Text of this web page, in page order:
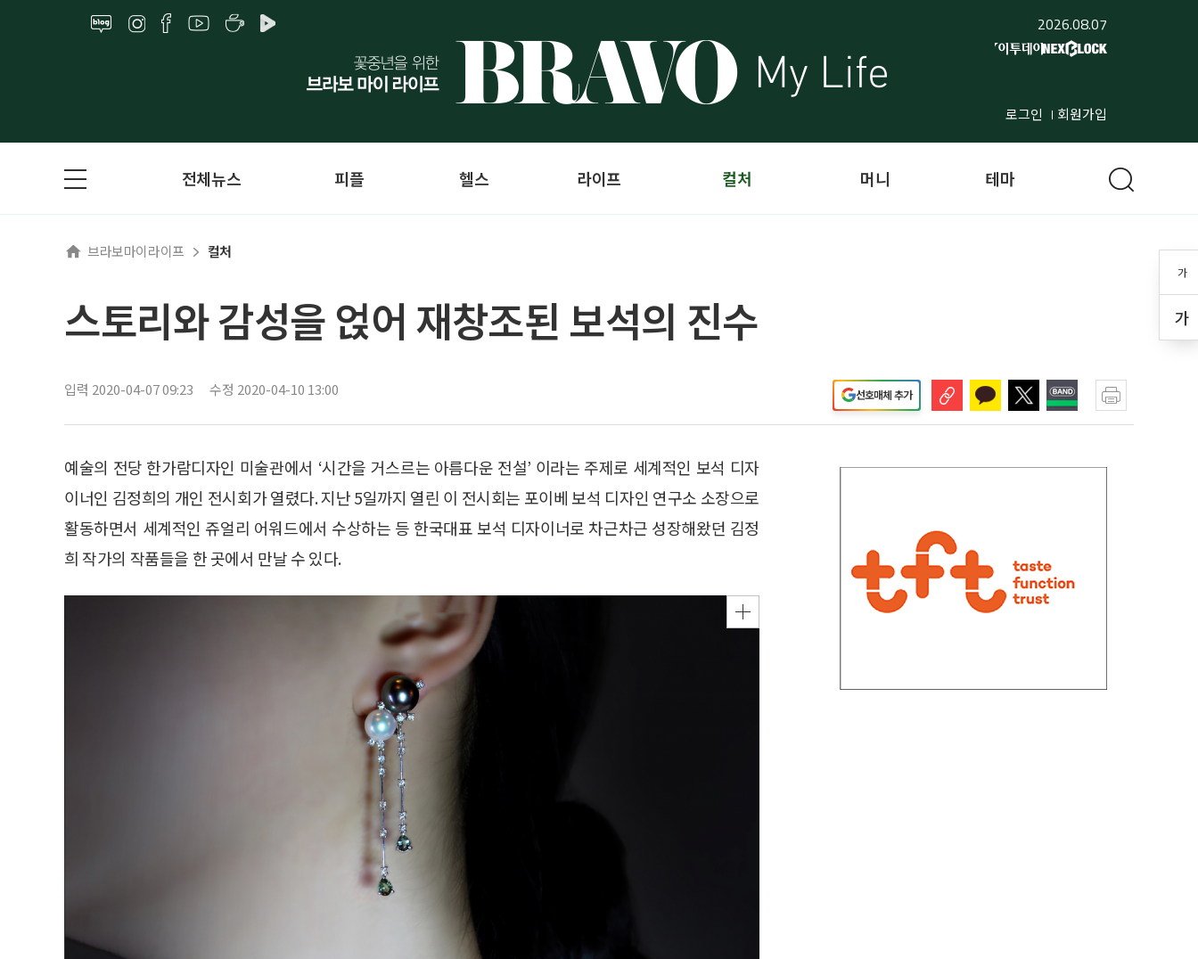
2026.08.07
로그인 회원가입
가
가
전체뉴스 피플 헬스 라이프 컬처 머니 테마
브라보마이라이프 컬처
스토리와 감성을 얹어 재창조된 보석의 진수
입력 2020-04-07 09:23 수정 2020-04-10 13:00 선호매체 추가
예술의 전당 한가람디자인 미술관에서 ‘시간을 거스르는 아름다운 전설’ 이라는 주제로 세계적인 보석 디자
이너인 김정희의 개인 전시회가 열렸다. 지난 5일까지 열린 이 전시회는 포이베 보석 디자인 연구소 소장으로
활동하면서 세계적인 쥬얼리 어워드에서 수상하는 등 한국대표 보석 디자이너로 차근차근 성장해왔던 김정
희 작가의 작품들을 한 곳에서 만날 수 있다.